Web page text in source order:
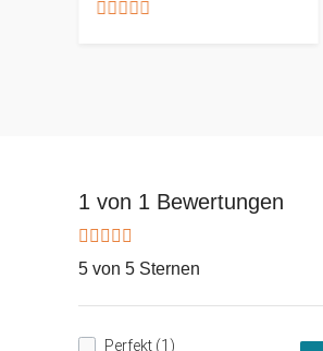
1 von 1 Bewertungen
5 von 5 Sternen
Perfekt (1)